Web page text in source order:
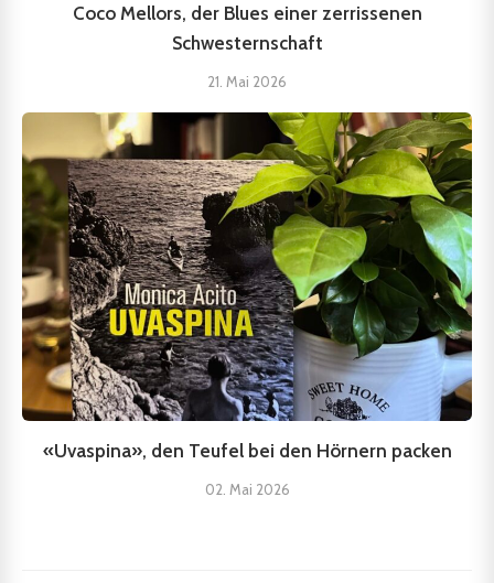
Coco Mellors, der Blues einer zerrissenen
Schwesternschaft
21. Mai 2026
«Uvaspina», den Teufel bei den Hörnern packen
02. Mai 2026